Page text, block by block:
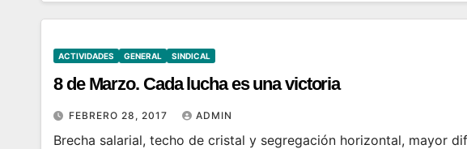
ACTIVIDADES GENERAL SINDICAL
8 de Marzo. Cada lucha es una victoria
FEBRERO 28, 2017 ADMIN
Brecha salarial, techo de cristal y segregación horizontal, mayor